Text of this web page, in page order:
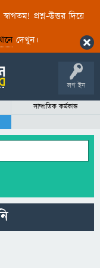
প্রশ্ন-উত্তর দিয়ে
দেখুন।
লগ ইন
সাম্প্রতিক কর্মকান্ড